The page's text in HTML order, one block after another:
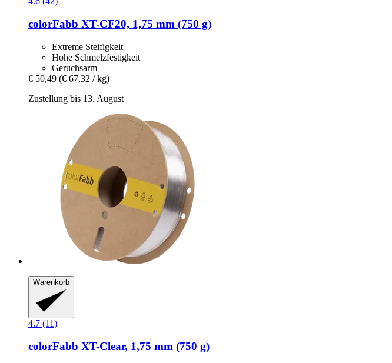
colorFabb XT-​CF20, 1,75 mm (750 g)
Extreme Steifigkeit
Hohe Schmelzfestigkeit
Geruchsarm
€ 50,49 (€ 67,32 / kg)
Zustellung bis 13. August
Warenkorb
4.7 (11)
colorFabb XT-​Clear, 1,75 mm (750 g)